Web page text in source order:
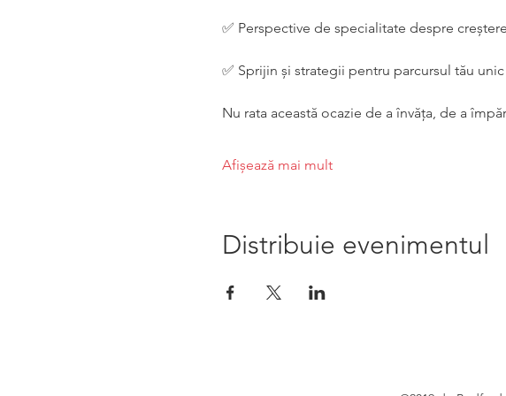
✅ Perspective de specialitate despre
✅ Sprijin și strategii pentru parcursul tău
Nu rata această ocazie de a învăța, de a
Afișează mai mult
Distribuie evenimentul